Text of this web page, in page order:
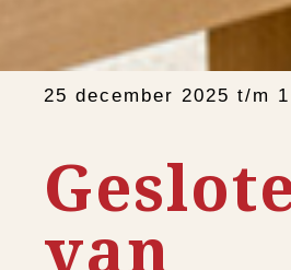
25 december 2025 t/m
van